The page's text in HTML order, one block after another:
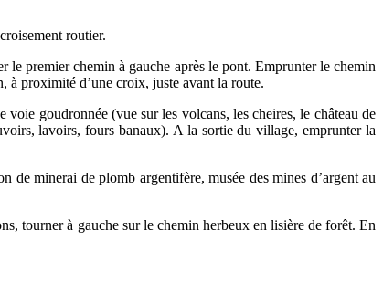
routier.
premier chemin à gauche après le pont. Emprunter le chemin
à proximité d’une croix, juste avant la route.
goudronnée (vue sur les volcans, les cheires, le château de
lavoirs, fours banaux). A la sortie du village, emprunter la
de minerai de plomb argentifère, musée des mines d’argent au
tourner à gauche sur le chemin herbeux en lisière de forêt. En